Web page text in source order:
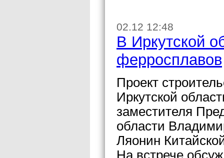
02.12 12:48
В Иркутской
ферросплавов
Проект
Иркутской
заместителя
области
Ляонин
На встрече